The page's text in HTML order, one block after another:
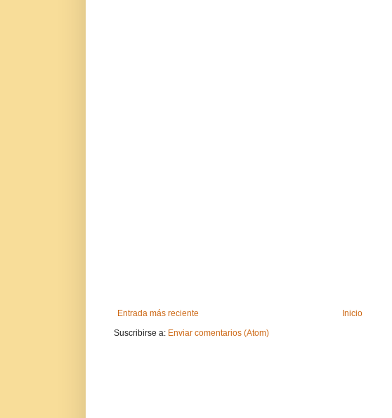
Entrada más reciente
Inicio
Suscribirse a: Enviar comentarios (Atom)